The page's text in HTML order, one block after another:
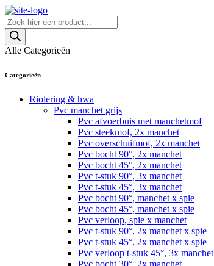
Skip
to
content
Producten
zoeken
Alle Categorieën
Categorieën
Riolering & hwa
Pvc manchet grijs
Pvc afvoerbuis met manchetmof
Pvc steekmof, 2x manchet
Pvc overschuifmof, 2x manchet
Pvc bocht 90°, 2x manchet
Pvc bocht 45°, 2x manchet
Pvc t-stuk 90°, 3x manchet
Pvc t-stuk 45°, 3x manchet
Pvc bocht 90°, manchet x spie
Pvc bocht 45°, manchet x spie
Pvc verloop, spie x manchet
Pvc t-stuk 90°, 2x manchet x spie
Pvc t-stuk 45°, 2x manchet x spie
Pvc verloop t-stuk 45°, 3x manchet
Pvc bocht 30°, 2x manchet